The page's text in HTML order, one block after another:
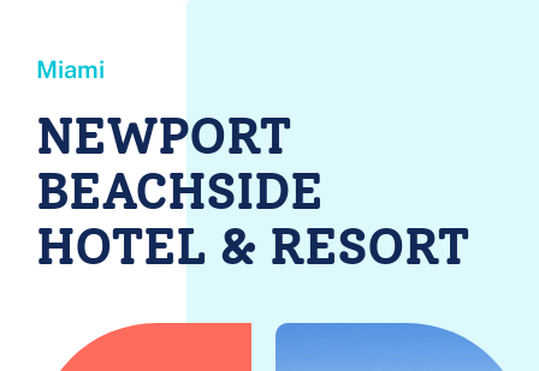
Miami
NEWPORT
BEACHSIDE
HOTEL & RESORT